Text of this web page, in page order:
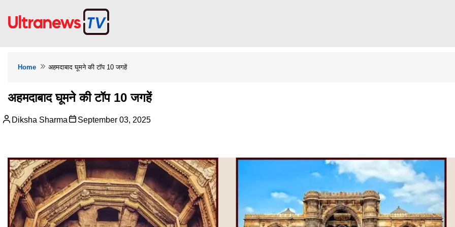
Home अहमदाबाद घूमने की टॉप 10 जगहें
अहमदाबाद घूमने की टॉप 10 जगहें
Diksha Sharma September 03, 2025